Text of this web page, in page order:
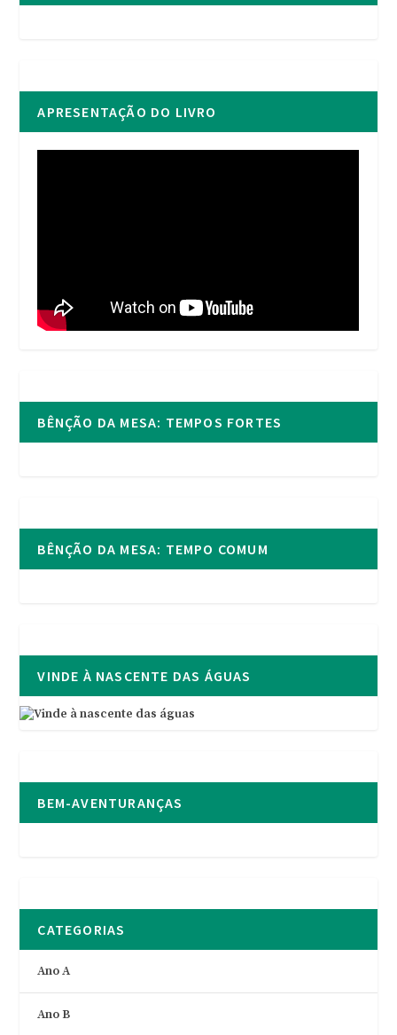
APRESENTAÇÃO DO LIVRO
BÊNÇÃO DA MESA: TEMPOS FORTES
BÊNÇÃO DA MESA: TEMPO COMUM
VINDE À NASCENTE DAS ÁGUAS
BEM-AVENTURANÇAS
CATEGORIAS
Ano A
Ano B